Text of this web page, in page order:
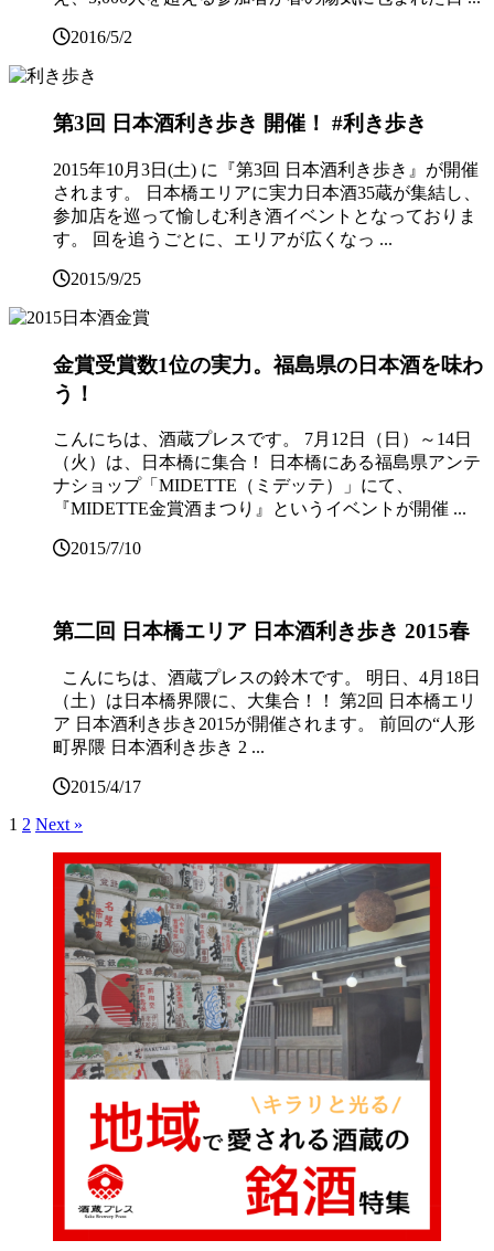
2016/5/2
第3回 日本酒利き歩き 開催！ #利き歩き
2015年10月3日(土) に『第3回 日本酒利き歩き』が開催
されます。 日本橋エリアに実力日本酒35蔵が集結し、
参加店を巡って愉しむ利き酒イベントとなっておりま
す。 回を追うごとに、エリアが広くなっ ...
2015/9/25
金賞受賞数1位の実力。福島県の日本酒を味わ
う！
こんにちは、酒蔵プレスです。 7月12日（日）～14日
（火）は、日本橋に集合！ 日本橋にある福島県アンテ
ナショップ「MIDETTE（ミデッテ）」にて、
『MIDETTE金賞酒まつり』というイベントが開催 ...
2015/7/10
第二回 日本橋エリア 日本酒利き歩き 2015春
こんにちは、酒蔵プレスの鈴木です。 明日、4月18日
（土）は日本橋界隈に、大集合！！ 第2回 日本橋エリ
ア 日本酒利き歩き2015が開催されます。 前回の“人形
町界隈 日本酒利き歩き 2 ...
2015/4/17
1 2 Next »